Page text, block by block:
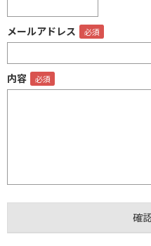
メールアドレス
内容